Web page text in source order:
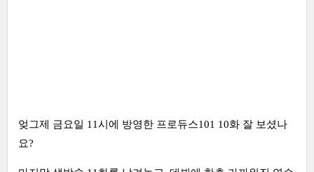
엊그제 금요일 11시에 방영한 프로듀스101 10화 잘 보셨나
요?